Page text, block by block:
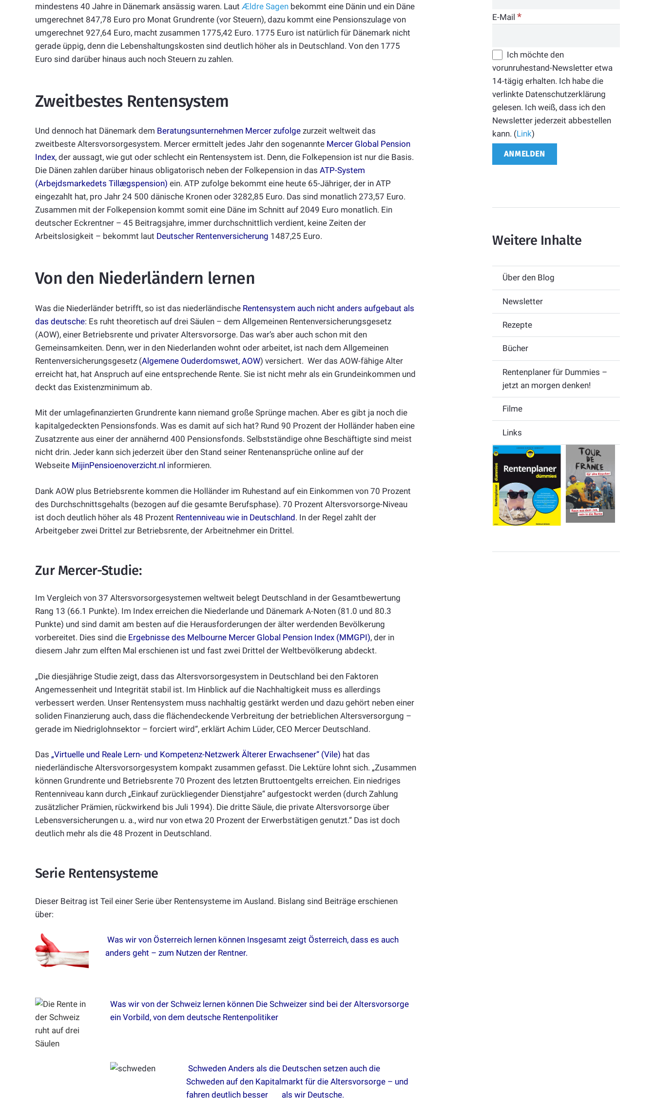
mindestens 40 Jahre in Dänemark ansässig waren. Laut Ældre Sagen bekommt eine Dänin und ein Däne
umgerechnet 847,78 Euro pro Monat Grundrente (vor Steuern), dazu kommt eine Pensionszulage von
umgerechnet 927,64 Euro, macht zusammen 1775,42 Euro. 1775 Euro ist natürlich für Dänemark nicht
gerade üppig, denn die Lebenshaltungskosten sind deutlich höher als in Deutschland. Von den 1775
Euro sind darüber hinaus auch noch Steuern zu zahlen.
Zweitbestes Rentensystem
Und dennoch hat Dänemark dem Beratungsunternehmen Mercer zufolge zurzeit weltweit das
zweitbeste Altersvorsorgesystem. Mercer ermittelt jedes Jahr den sogenannte Mercer Global Pension
Index, der aussagt, wie gut oder schlecht ein Rentensystem ist. Denn, die Folkepension ist nur die Basis.
Die Dänen zahlen darüber hinaus obligatorisch neben der Folkepension in das ATP-System
(Arbejdsmarkedets Tillægspension) ein. ATP zufolge bekommt eine heute 65-Jähriger, der in ATP
eingezahlt hat, pro Jahr 24 500 dänische Kronen oder 3282,85 Euro. Das sind monatlich 273,57 Euro.
Zusammen mit der Folkepension kommt somit eine Däne im Schnitt auf 2049 Euro monatlich. Ein
deutscher Eckrentner – 45 Beitragsjahre, immer durchschnittlich verdient, keine Zeiten der
Arbeitslosigkeit – bekommt laut Deutscher Rentenversicherung 1487,25 Euro.
Von den Niederländern lernen
Was die Niederländer betrifft, so ist das niederländische Rentensystem auch nicht anders aufgebaut als
das deutsche: Es ruht theoretisch auf drei Säulen – dem Allgemeinen Rentenversicherungsgesetz
(AOW), einer Betriebsrente und privater Altersvorsorge. Das war’s aber auch schon mit den
Gemeinsamkeiten. Denn, wer in den Niederlanden wohnt oder arbeitet, ist nach dem Allgemeinen
Rentenversicherungsgesetz (Algemene Ouderdomswet, AOW) versichert. Wer das AOW-fähige Alter
erreicht hat, hat Anspruch auf eine entsprechende Rente. Sie ist nicht mehr als ein Grundeinkommen und
deckt das Existenzminimum ab.
Mit der umlagefinanzierten Grundrente kann niemand große Sprünge machen. Aber es gibt ja noch die
kapitalgedeckten Pensionsfonds. Was es damit auf sich hat? Rund 90 Prozent der Holländer haben eine
Zusatzrente aus einer der annähernd 400 Pensionsfonds. Selbstständige ohne Beschäftigte sind meist
nicht drin. Jeder kann sich jederzeit über den Stand seiner Rentenansprüche online auf der
Webseite MijinPensioenoverzicht.nl informieren.
Dank AOW plus Betriebsrente kommen die Holländer im Ruhestand auf ein Einkommen von 70 Prozent
des Durchschnittsgehalts (bezogen auf die gesamte Berufsphase). 70 Prozent Altersvorsorge-Niveau
ist doch deutlich höher als 48 Prozent Rentenniveau wie in Deutschland. In der Regel zahlt der
Arbeitgeber zwei Drittel zur Betriebsrente, der Arbeitnehmer ein Drittel.
Zur Mercer-Studie:
Im Vergleich von 37 Altersvorsorgesystemen weltweit belegt Deutschland in der Gesamtbewertung
Rang 13 (66.1 Punkte). Im Index erreichen die Niederlande und Dänemark A-Noten (81.0 und 80.3
Punkte) und sind damit am besten auf die Herausforderungen der älter werdenden Bevölkerung
vorbereitet. Dies sind die Ergebnisse des Melbourne Mercer Global Pension Index (MMGPI), der in
diesem Jahr zum elften Mal erschienen ist und fast zwei Drittel der Weltbevölkerung abdeckt.
„Die diesjährige Studie zeigt, dass das Altersvorsorgesystem in Deutschland bei den Faktoren
Angemessenheit und Integrität stabil ist. Im Hinblick auf die Nachhaltigkeit muss es allerdings
verbessert werden. Unser Rentensystem muss nachhaltig gestärkt werden und dazu gehört neben einer
soliden Finanzierung auch, dass die flächendeckende Verbreitung der betrieblichen Altersversorgung –
gerade im Niedriglohnsektor – forciert wird“, erklärt Achim Lüder, CEO Mercer Deutschland.
Das „Virtuelle und Reale Lern- und Kompetenz-Netzwerk Älterer Erwachsener“ (Vile) hat das
niederländische Altersvorsorgesystem kompakt zusammen gefasst. Die Lektüre lohnt sich. „Zusammen
können Grundrente und Betriebsrente 70 Prozent des letzten Bruttoentgelts erreichen. Ein niedriges
Rentenniveau kann durch „Einkauf zurückliegender Dienstjahre“ aufgestockt werden (durch Zahlung
zusätzlicher Prämien, rückwirkend bis Juli 1994). Die dritte Säule, die private Altersvorsorge über
Lebensversicherungen u. a., wird nur von etwa 20 Prozent der Erwerbstätigen genutzt.“ Das ist doch
deutlich mehr als die 48 Prozent in Deutschland.
Serie Rentensysteme
Dieser Beitrag ist Teil einer Serie über Rentensysteme im Ausland. Bislang sind Beiträge erschienen
über:
Was wir von Österreich lernen können Insgesamt zeigt Österreich, dass es auch
anders geht – zum Nutzen der Rentner.
Was wir von der Schweiz lernen können Die Schweizer sind bei der Altersvorsorge
ein Vorbild, von dem deutsche Rentenpolitiker
Schweden Anders als die Deutschen setzen auch die
Schweden auf den Kapitalmarkt für die Altersvorsorge – und
fahren deutlich besser als wir Deutsche.
E-Mail*
Ich möchte den
vorunruhestand-Newsletter etwa
14-tägig erhalten. Ich habe die
verlinkte Datenschutzerklärung
gelesen. Ich weiß, dass ich den
Newsletter jederzeit abbestellen
kann. (Link)
Weitere Inhalte
Über den Blog
Newsletter
Rezepte
Bücher
Rentenplaner für Dummies –
jetzt an morgen denken!
Filme
Links